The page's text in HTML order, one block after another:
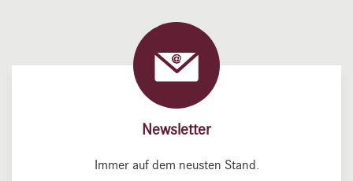
Newsletter
Immer auf dem neusten Stand.